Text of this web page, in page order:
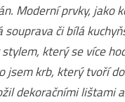
Moderní prvky, jako
souprava či bílá
který se více
jsem krb, který tvoří
dekoračními lištami